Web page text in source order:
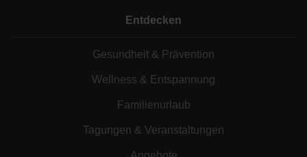
Entdecken
Gesundheit & Prävention
Wellness & Entspannung
Familienurlaub
Tagungen & Veranstaltungen